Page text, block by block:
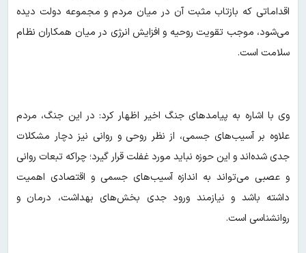
اقداماتی که بازتاب مثبت آن در میان مردم و مجموعه دولت دیده
می‌شود، موجب تقویت روحیه و افزایش انرژی در میان همکاران نظام
سلامت است.
وی با اشاره به پیامدهای جنگ اخیر اظهار کرد: در این جنگ، مردم
علاوه بر آسیب‌های جسمی، از نظر روحی و روانی نیز دچار مشکلات
جدی شده‌اند و این حوزه نباید مورد غفلت قرار گیرد؛ چراکه تبعات روانی
و عصبی می‌تواند به اندازه آسیب‌های جسمی و اقتصادی اهمیت
داشته باشد و نیازمند ورود جدی بخش‌های بهداشت، درمان و
روانشناسی است.